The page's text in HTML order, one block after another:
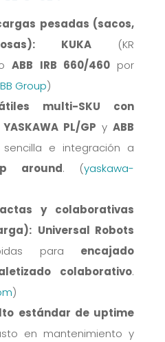
pesadas (sacos,
KUKA (KR
oABB IRB 660/460por
Group)
multi-SKU con
YASKAWA PL/GP yABB
e integración a
around. (yaskawa-
y colaborativas
Universal Robots
para encajado
colaborativo.
)
estándar de uptime
en mantenimiento y